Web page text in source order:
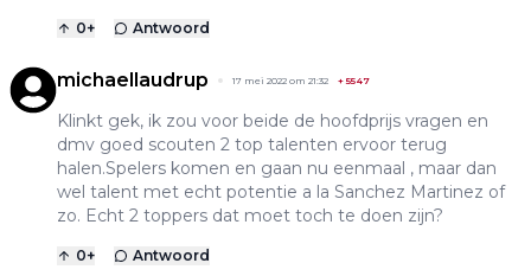
0+ Antwoord
michaellaudrup 17 mei 2022 om 21:32 + 5547
Klinkt gek, ik zou voor beide de hoofdprijs vragen en
dmv goed scouten 2 top talenten ervoor terug
halen.Spelers komen en gaan nu eenmaal , maar dan
wel talent met echt potentie a la Sanchez Martinez of
zo. Echt 2 toppers dat moet toch te doen zijn?
0+ Antwoord